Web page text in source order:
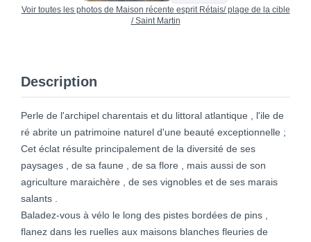
Voir toutes les photos de Maison récente esprit Rétais/ plage de la cible
/ Saint Martin
Description
Perle de l'archipel charentais et du littoral atlantique , l'ile de
ré abrite un patrimoine naturel d'une beauté exceptionnelle ;
Cet éclat résulte principalement de la diversité de ses
paysages , de sa faune , de sa flore , mais aussi de son
agriculture maraichère , de ses vignobles et de ses marais
salants .
Baladez-vous à vélo le long des pistes bordées de pins ,
flanez dans les ruelles aux maisons blanches fleuries de